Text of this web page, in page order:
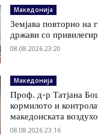
Македонија
Земјава повторно на
држави со
08.08.2026 23:20
Македонија
Проф. д-р Татјана
кормилото и
македонската
08.08.2026 23:16